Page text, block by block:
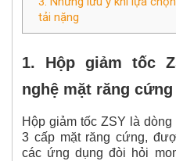
tải nặng
1. Hộp giảm tốc
nghệ mặt răng cứng
Hộp giảm tốc ZSY là
3 cấp mặt răng cứng,
các ứng dụng đòi hỏi